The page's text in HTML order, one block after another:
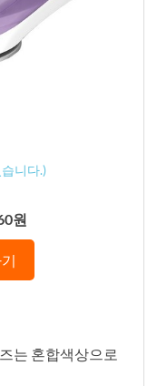
니다.)
원
는 혼합색상으로